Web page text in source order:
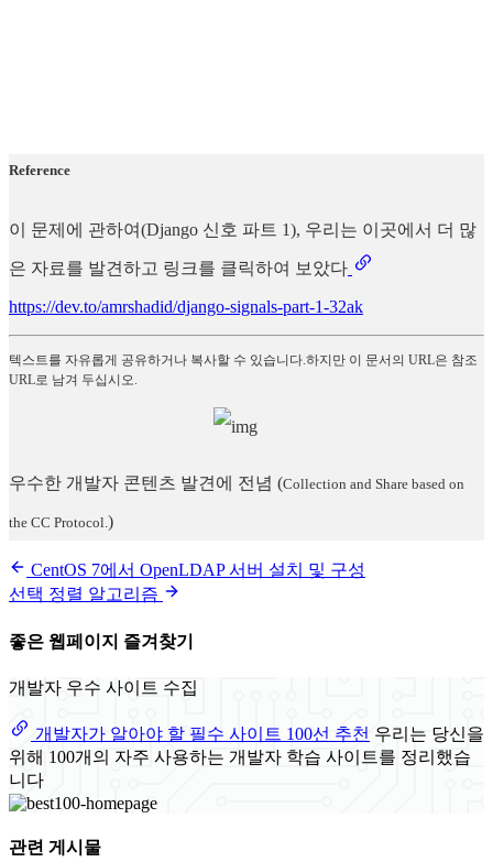
Reference
이 문제에 관하여(Django 신호 파트 1), 우리는 이곳에서 더 많
은 자료를 발견하고 링크를 클릭하여 보았다
https://dev.to/amrshadid/django-signals-part-1-32ak
텍스트를 자유롭게 공유하거나 복사할 수 있습니다.하지만 이 문서의 URL은 참조
URL로 남겨 두십시오.
우수한 개발자 콘텐츠 발견에 전념 (Collection and Share based on
the CC Protocol.)
CentOS 7에서 OpenLDAP 서버 설치 및 구성
선택 정렬 알고리즘
좋은 웹페이지 즐겨찾기
개발자 우수 사이트 수집
개발자가 알아야 할 필수 사이트 100선 추천 우리는 당신을
위해 100개의 자주 사용하는 개발자 학습 사이트를 정리했습
니다
관련 게시물